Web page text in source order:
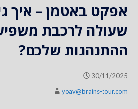
אפקט באטמן – איך
שעולה לרכבת
ההתנהגות שלכם?
30/11/2025
yoav@brains-tour.com